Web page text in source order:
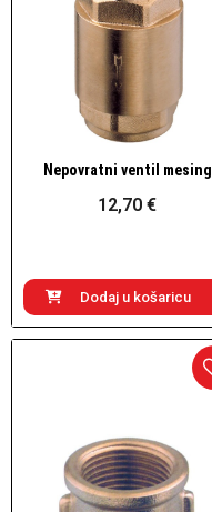
Brzi pogled
Nepovratni ventil mesing
12,70 €
Dodaj u košaricu